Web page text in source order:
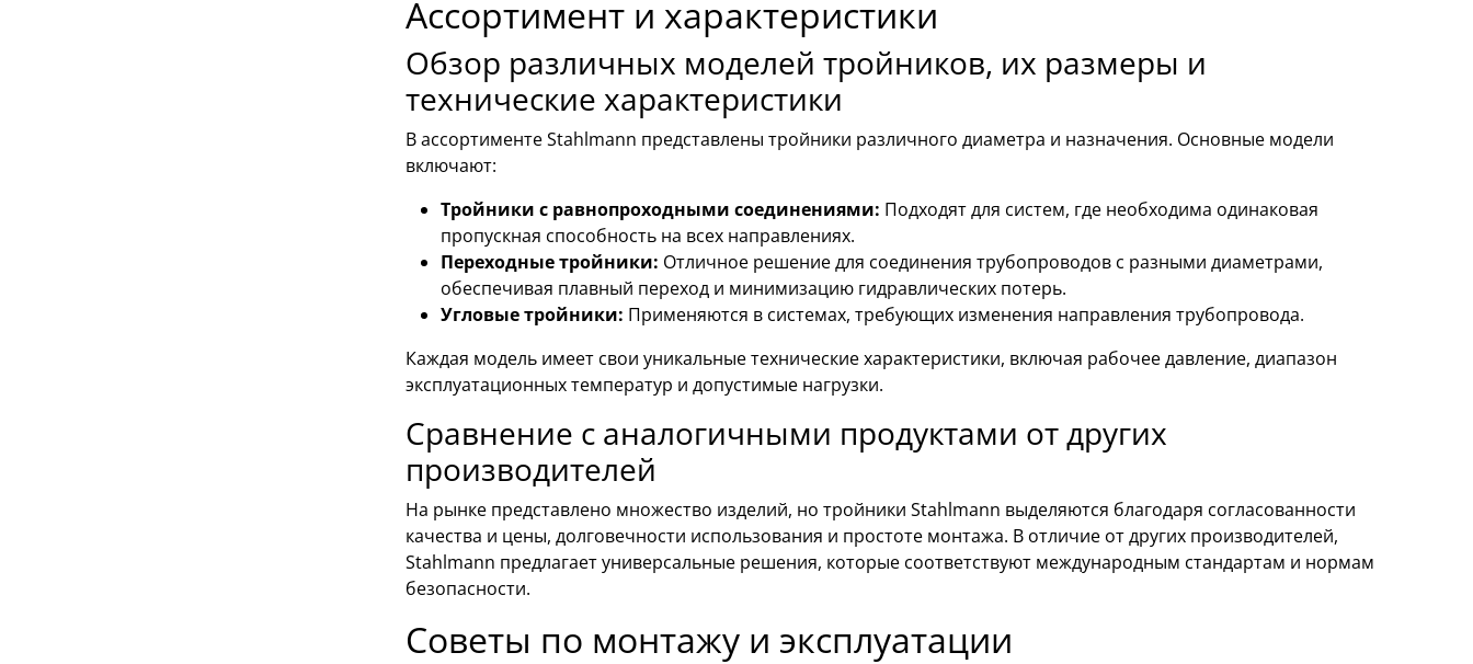
Ассортимент и характеристики
Обзор различных моделей тройников, их размеры и
технические характеристики
В ассортименте Stahlmann представлены тройники различного диаметра и назначения. Основные модели
включают:
Тройники с равнопроходными соединениями: Подходят для систем, где необходима одинаковая
пропускная способность на всех направлениях.
Переходные тройники: Отличное решение для соединения трубопроводов с разными диаметрами,
обеспечивая плавный переход и минимизацию гидравлических потерь.
Угловые тройники: Применяются в системах, требующих изменения направления трубопровода.
Каждая модель имеет свои уникальные технические характеристики, включая рабочее давление, диапазон
эксплуатационных температур и допустимые нагрузки.
Сравнение с аналогичными продуктами от других
производителей
На рынке представлено множество изделий, но тройники Stahlmann выделяются благодаря согласованности
качества и цены, долговечности использования и простоте монтажа. В отличие от других производителей,
Stahlmann предлагает универсальные решения, которые соответствуют международным стандартам и нормам
безопасности.
Советы по монтажу и эксплуатации